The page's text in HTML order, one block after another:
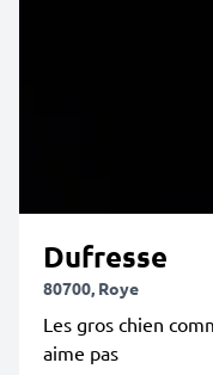
Dufresse
80700, Roye
Les gros chien
aime pas